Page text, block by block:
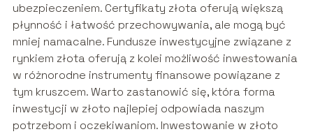
ubezpieczeniem. Certyfikaty złota oferują większą
płynność i łatwość przechowywania, ale mogą być
mniej namacalne. Fundusze inwestycyjne związane z
rynkiem złota oferują z kolei możliwość inwestowania
w różnorodne instrumenty finansowe powiązane z
tym kruszcem. Warto zastanowić się, która forma
inwestycji w złoto najlepiej odpowiada naszym
potrzebom i oczekiwaniom. Inwestowanie w złoto